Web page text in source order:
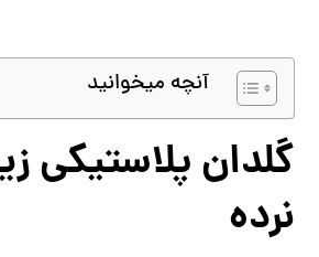
آنچه میخوانید
گلدان پلاستیکی
نرده